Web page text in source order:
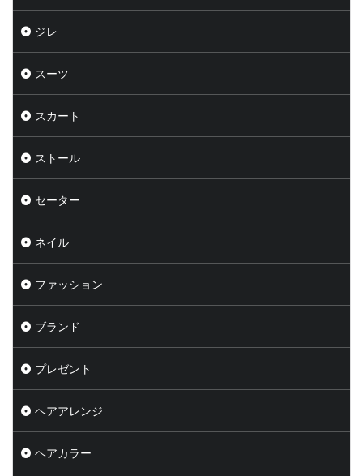
ジレ
スーツ
スカート
ストール
セーター
ネイル
ファッション
ブランド
プレゼント
ヘアアレンジ
ヘアカラー